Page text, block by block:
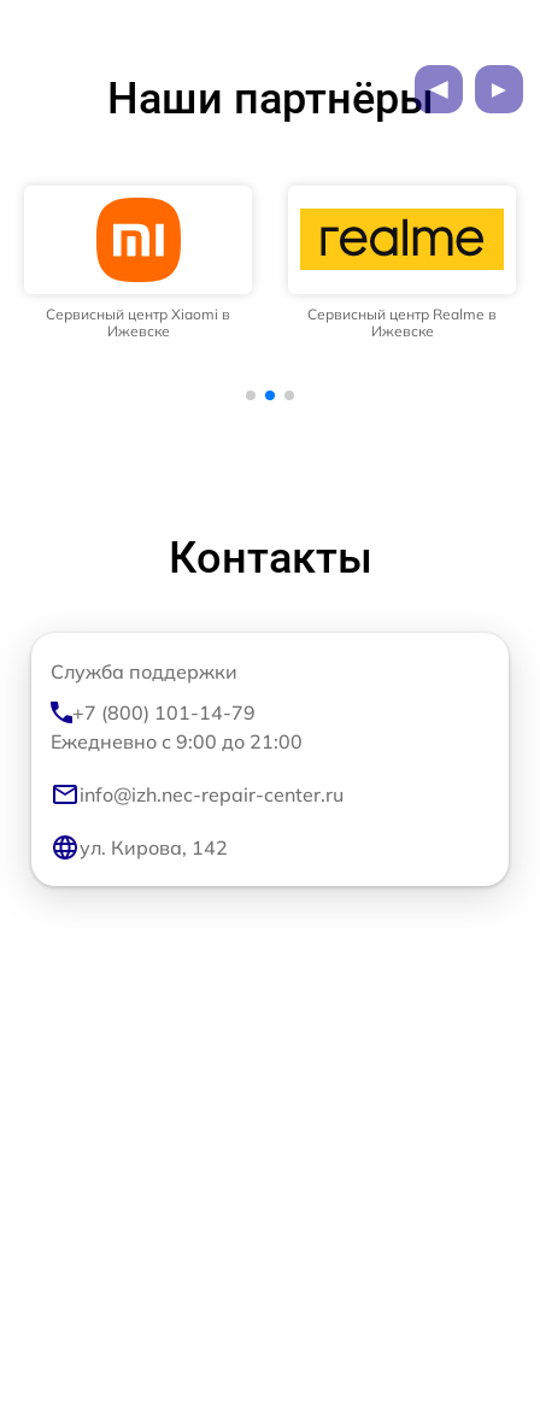
Наши партнёры
Сервисный центр Xiaomi в
Ижевске
Сервисный центр Realme в
Ижевске
Контакты
Служба поддержки
+7 (800) 101-14-79
Ежедневно с 9:00 до 21:00
info@izh.nec-repair-center.ru
ул. Кирова, 142